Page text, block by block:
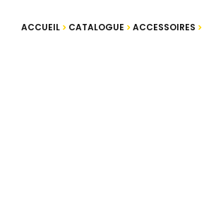
ACCUEIL CATALOGUE ACCESSOIRES